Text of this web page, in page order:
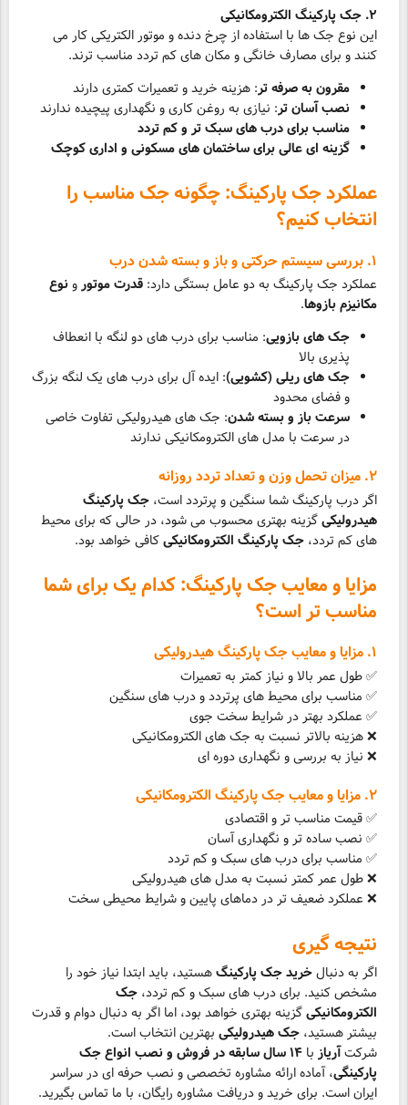
۲. جک پارکینگ الکترومکانیکی
این نوع جک ها با استفاده از چرخ دنده و موتور الکتریکی کار می
کنند و برای مصارف خانگی و مکان های کم تردد مناسب ترند.
مقرون به صرفه تر: هزینه خرید و تعمیرات کمتری دارند
نصب آسان تر: نیازی به روغن کاری و نگهداری پیچیده ندارند
مناسب برای درب های سبک تر و کم تردد
گزینه ای عالی برای ساختمان های مسکونی و اداری کوچک
عملکرد جک پارکینگ: چگونه جک مناسب را
انتخاب کنیم؟
۱. بررسی سیستم حرکتی و باز و بسته شدن درب
عملکرد جک پارکینگ به دو عامل بستگی دارد: قدرت موتورونوع
مکانیزم بازوها.
جک های بازویی: مناسب برای درب های دو لنگه با انعطاف
پذیری بالا
جک های ریلی (کشویی): ایده آل برای درب های یک لنگه بزرگ
و فضای محدود
سرعت باز و بسته شدن: جک های هیدرولیکی تفاوت خاصی
در سرعت با مدل های الکترومکانیکی ندارند
۲. میزان تحمل وزن و تعداد تردد روزانه
اگر درب پارکینگ شما سنگین و پرتردد است، جک پارکینگ
هیدرولیکیگزینه بهتری محسوب می شود، در حالی که برای محیط
های کم تردد، جک پارکینگ الکترومکانیکیکافی خواهد بود.
مزایا و معایب جک پارکینگ: کدام یک برای شما
مناسب تر است؟
۱. مزایا و معایب جک پارکینگ هیدرولیکی
✅ طول عمر بالا و نیاز کمتر به تعمیرات
✅ مناسب برای محیط های پرتردد و درب های سنگین
✅ عملکرد بهتر در شرایط سخت جوی
❌ هزینه بالاتر نسبت به جک های الکترومکانیکی
❌ نیاز به بررسی و نگهداری دوره ای
۲. مزایا و معایب جک پارکینگ الکترومکانیکی
✅ قیمت مناسب تر و اقتصادی
✅ نصب ساده تر و نگهداری آسان
✅ مناسب برای درب های سبک و کم تردد
❌ طول عمر کمتر نسبت به مدل های هیدرولیکی
❌ عملکرد ضعیف تر در دماهای پایین و شرایط محیطی سخت
نتیجه گیری
اگر به دنبالخرید جک پارکینگهستید، باید ابتدا نیاز خود را
مشخص کنید. برای درب های سبک و کم تردد، جک
الکترومکانیکیگزینه بهتری خواهد بود، اما اگر به دنبال دوام و قدرت
بیشتر هستید، جک هیدرولیکی بهترین انتخاب است.
شرکتآریاز با
۱۴ سال سابقه در فروش و نصب انواع جک
پارکینگی، آماده ارائه مشاوره تخصصی و نصب حرفه ای در سراسر
ایران است. برای خرید و دریافت مشاوره رایگان، با ما تماس بگیرید.